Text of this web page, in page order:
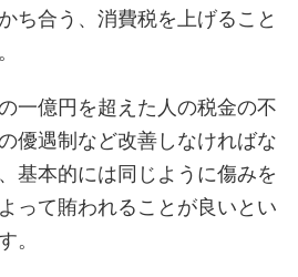
ち合う、消費税を上げること
一億円を超えた人の税金の不
優遇制など改善しなければな
基本的には同じように傷みを
って賄われることが良いとい
。